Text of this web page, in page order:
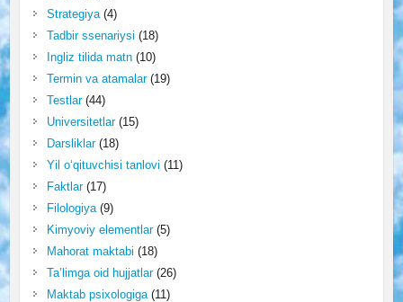
Strategiya(4)
Tadbir ssenariysi (18)
Ingliz tilida matn(10)
Termin va atamalar(19)
Testlar(44)
Universitetlar(15)
Darsliklar(18)
Yil o‘qituvchisi tanlovi (11)
Faktlar(17)
Filologiya(9)
Kimyoviy elementlar(5)
Mahorat maktabi (18)
Ta’limga oid hujjatlar(26)
Maktab psixologiga(11)